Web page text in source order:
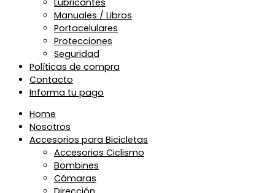
Manuales / Libros
Portacelulares
Protecciones
Seguridad
Políticas de compra
Contacto
Informa tu pago
Home
Nosotros
Accesorios para Bicicletas
Accesorios Ciclismo
Bombines
Cámaras